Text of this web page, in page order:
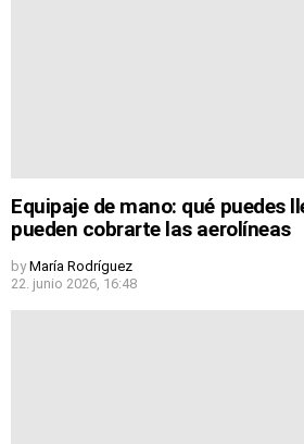
Equipaje de mano: qué puedes
pueden cobrarte las aerolíneas
by María Rodríguez
22. junio 2026, 16:48